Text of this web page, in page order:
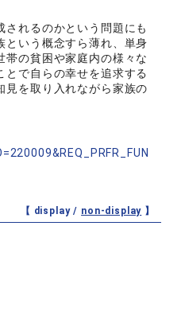
れるのかという問題にも
という概念すら薄れ、単身
の貧困や家庭内の様々な
で自らの幸せを追求する
見を取り入れながら家族の
【 display / non-display 】